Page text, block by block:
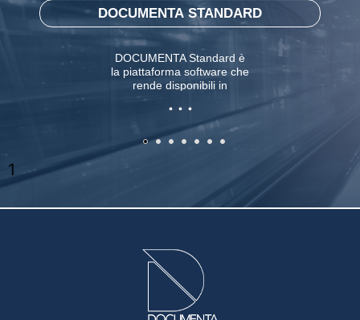
DOCUMENTA STANDARD
DOCUMENTA Standard è
la piattaforma software che
rende disponibili in
sicurezza le informazioni a
tutti gli utenti dei
dipartimenti aziendali
coinvolti nella gestione
delle commesse industriali
funzionalità PDM (product
principali entità trattate e
sono: i documenti, gli
utenti, la sicurezza delle
informazioni, i calendari, la
gestione ore lavorate, la
messaggistica interna, i
. . .
1